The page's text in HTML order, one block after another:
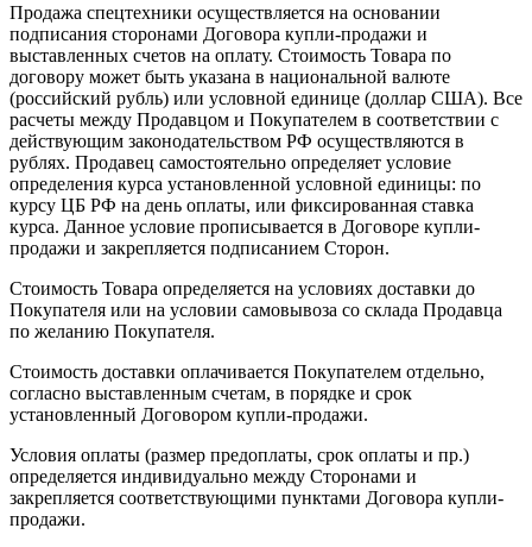
Продажа спецтехники осуществляется на основании
подписания сторонами Договора купли-продажи и
выставленных счетов на оплату. Стоимость Товара по
договору может быть указана в национальной валюте
(российский рубль) или условной единице (доллар США). Все
расчеты между Продавцом и Покупателем в соответствии с
действующим законодательством РФ осуществляются в
рублях. Продавец самостоятельно определяет условие
определения курса установленной условной единицы: по
курсу ЦБ РФ на день оплаты, или фиксированная ставка
курса. Данное условие прописывается в Договоре купли-
продажи и закрепляется подписанием Сторон.
Стоимость Товара определяется на условиях доставки до
Покупателя или на условии самовывоза со склада Продавца
по желанию Покупателя.
Стоимость доставки оплачивается Покупателем отдельно,
согласно выставленным счетам, в порядке и срок
установленный Договором купли-продажи.
Условия оплаты (размер предоплаты, срок оплаты и пр.)
определяется индивидуально между Сторонами и
закрепляется соответствующими пунктами Договора купли-
продажи.